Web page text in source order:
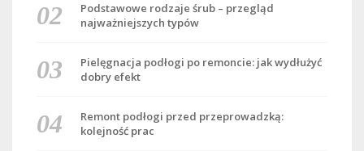
Podstawowe rodzaje śrub – przegląd
najważniejszych typów
Pielęgnacja podłogi po remoncie: jak wydłużyć
dobry efekt
Remont podłogi przed przeprowadzką:
kolejność prac